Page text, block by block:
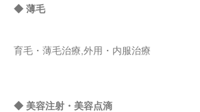
◆ 薄毛
育毛・薄毛治療,外用・内服治療
◆ 美容注射・美容点滴